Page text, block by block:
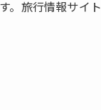
。旅行情報サイト